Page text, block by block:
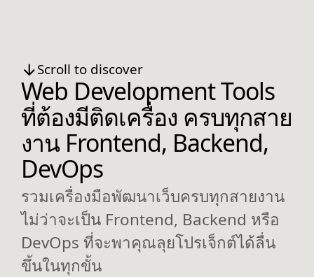
Scroll to discover
Web Development Tools
ที่ต้องมีติดเครื่อง ครบทุกสาย
งาน Frontend, Backend,
DevOps
รวมเครื่องมือพัฒนาเว็บครบทุกสายงาน
ไม่ว่าจะเป็น Frontend, Backend หรือ
DevOps ที่จะพาคุณลุยโปรเจ็กต์ได้ลื่น
ขึ้นในทุกขั้น